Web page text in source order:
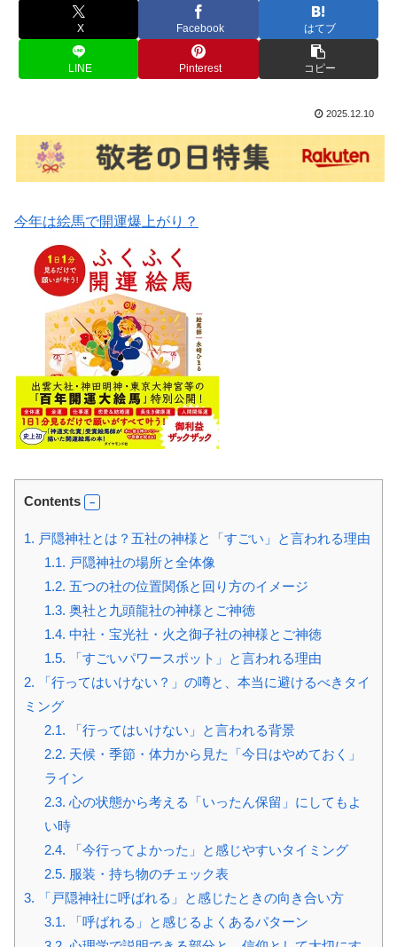
X Facebook はてブ
LINE Pinterest コピー
2025.12.10
今年は絵馬で開運爆上がり？
Contents
1. 戸隠神社とは？五社の神様と「すごい」と言われる理由
1.1. 戸隠神社の場所と全体像
1.2. 五つの社の位置関係と回り方のイメージ
1.3. 奥社と九頭龍社の神様とご神徳
1.4. 中社・宝光社・火之御子社の神様とご神徳
1.5. 「すごいパワースポット」と言われる理由
2. 「行ってはいけない？」の噂と、本当に避けるべきタイ
ミング
2.1. 「行ってはいけない」と言われる背景
2.2. 天候・季節・体力から見た「今日はやめておく」
ライン
2.3. 心の状態から考える「いったん保留」にしてもよ
い時
2.4. 「今行ってよかった」と感じやすいタイミング
2.5. 服装・持ち物のチェック表
3. 「戸隠神社に呼ばれる」と感じたときの向き合い方
3.1. 「呼ばれる」と感じるよくあるパターン